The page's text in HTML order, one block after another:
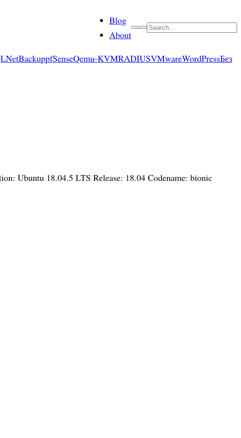
Blog
About
Search
NetBackuppfSenseQemu-KVMRADIUSVMwareWordPressБез
Ubuntu 18.04.5 LTS Release: 18.04 Codename: bionic